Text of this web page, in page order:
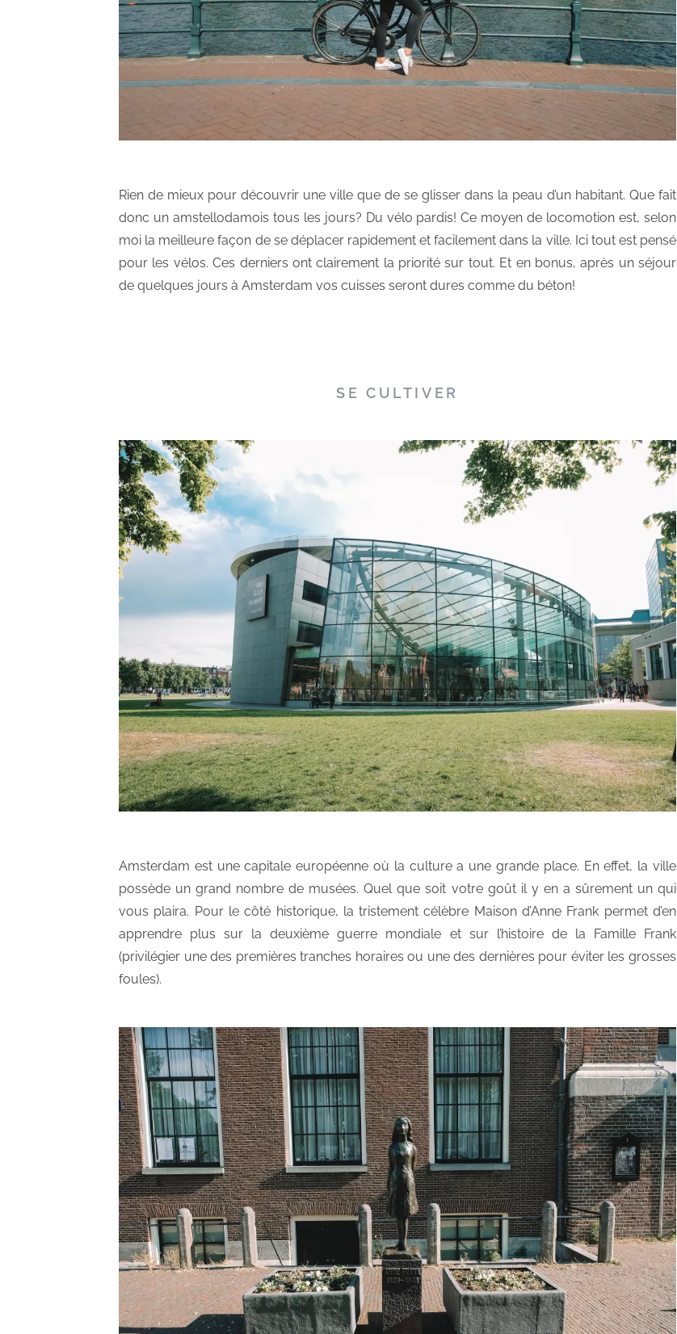
Rien de mieux pour découvrir une ville que de se glisser dans la peau d’un habitant. Que fait
donc un amstellodamois tous les jours? Du vélo pardis! Ce moyen de locomotion est, selon
moi la meilleure façon de se déplacer rapidement et facilement dans la ville. Ici tout est pensé
pour les vélos. Ces derniers ont clairement la priorité sur tout. Et en bonus, après un séjour
de quelques jours à Amsterdam vos cuisses seront dures comme du béton!
SE CULTIVER
Amsterdam est une capitale européenne où la culture a une grande place. En effet, la ville
possède un grand nombre de musées. Quel que soit votre goût il y en a sûrement un qui
vous plaira. Pour le côté historique, la tristement célèbre Maison d’Anne Frank permet d’en
apprendre plus sur la deuxième guerre mondiale et sur l’histoire de la Famille Frank
(privilégier une des premières tranches horaires ou une des dernières pour éviter les grosses
foules).